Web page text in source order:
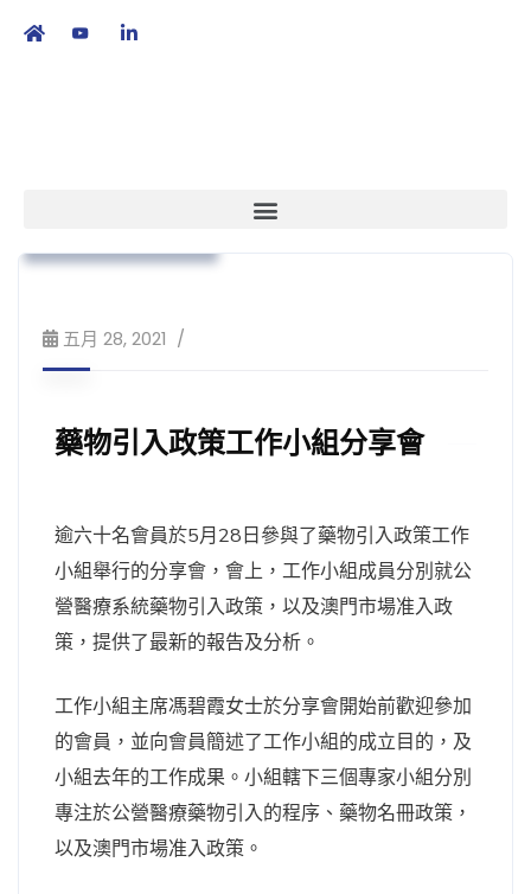
五月 28, 2021
藥物引入政策工作小組分享會
逾六十名會員於5月28日參與了藥物引入政策工作
小組舉行的分享會，會上，工作小組成員分別就公
營醫療系統藥物引入政策，以及澳門市場准入政
策，提供了最新的報告及分析。
工作小組主席馮碧霞女士於分享會開始前歡迎參加
的會員，並向會員簡述了工作小組的成立目的，及
小組去年的工作成果。小組轄下三個專家小組分別
專注於公營醫療藥物引入的程序、藥物名冊政策，
以及澳門市場准入政策。